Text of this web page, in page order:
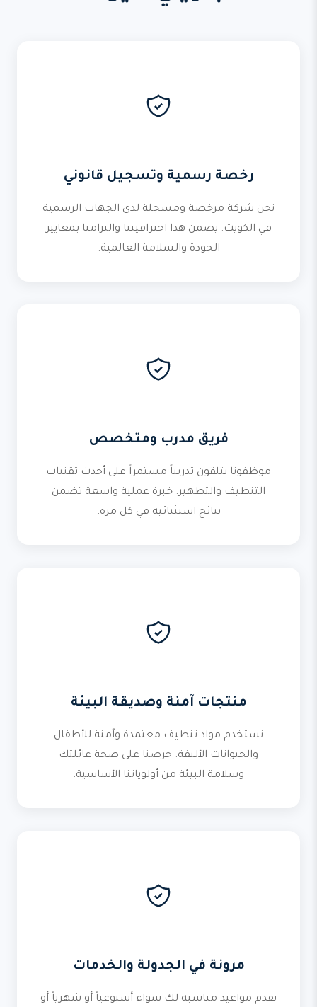
رخصة رسمية وتسجيل قانوني
نحن شركة مرخصة ومسجلة لدى الجهات الرسمية
في الكويت. يضمن هذا احترافيتنا والتزامنا بمعايير
الجودة والسلامة العالمية.
فريق مدرب ومتخصص
موظفونا يتلقون تدريباً مستمراً على أحدث تقنيات
التنظيف والتطهير. خبرة عملية واسعة تضمن
نتائج استثنائية في كل مرة.
منتجات آمنة وصديقة البيئة
نستخدم مواد تنظيف معتمدة وآمنة للأطفال
والحيوانات الأليفة. حرصنا على صحة عائلتك
وسلامة البيئة من أولوياتنا الأساسية.
مرونة في الجدولة والخدمات
نقدم مواعيد مناسبة لك سواء أسبوعياً أو شهرياً أو